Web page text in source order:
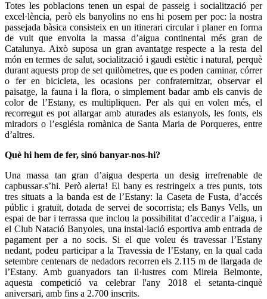
Totes les poblacions tenen un espai de passeig i socialització per
excel·lència, però els banyolins no ens hi posem per poc: la nostra
passejada bàsica consisteix en un itinerari circular i planer en forma
de vuit que envolta la massa d’aigua continental més gran de
Catalunya. Això suposa un gran avantatge respecte a la resta del
món en termes de salut, socialització i gaudi estètic i natural, perquè
durant aquests prop de set quilòmetres, que es poden caminar, córrer
o fer en bicicleta, les ocasions per confraternitzar, observar el
paisatge, la fauna i la flora, o simplement badar amb els canvis de
color de l’Estany, es multipliquen. Per als qui en volen més, el
recorregut es pot allargar amb aturades als estanyols, les fonts, els
miradors o l’església romànica de Santa Maria de Porqueres, entre
d’altres.
Què hi hem de fer, sinó banyar-nos-hi?
Una massa tan gran d’aigua desperta un desig irrefrenable de
capbussar-s’hi. Però alerta! El bany es restringeix a tres punts, tots
tres situats a la banda est de l’Estany: la Caseta de Fusta, d’accés
públic i gratuït, dotada de servei de socorrista; els Banys Vells, un
espai de bar i terrassa que inclou la possibilitat d’accedir a l’aigua, i
el Club Natació Banyoles, una instal·lació esportiva amb entrada de
pagament per a no socis. Si el que voleu és travessar l’Estany
nedant, podeu participar a la Travessia de l’Estany, en la qual cada
setembre centenars de nedadors recorren els 2.115 m de llargada de
l’Estany. Amb guanyadors tan il·lustres com Mireia Belmonte,
aquesta competició va celebrar l'any 2018 el setanta-cinquè
aniversari, amb fins a 2.700 inscrits.